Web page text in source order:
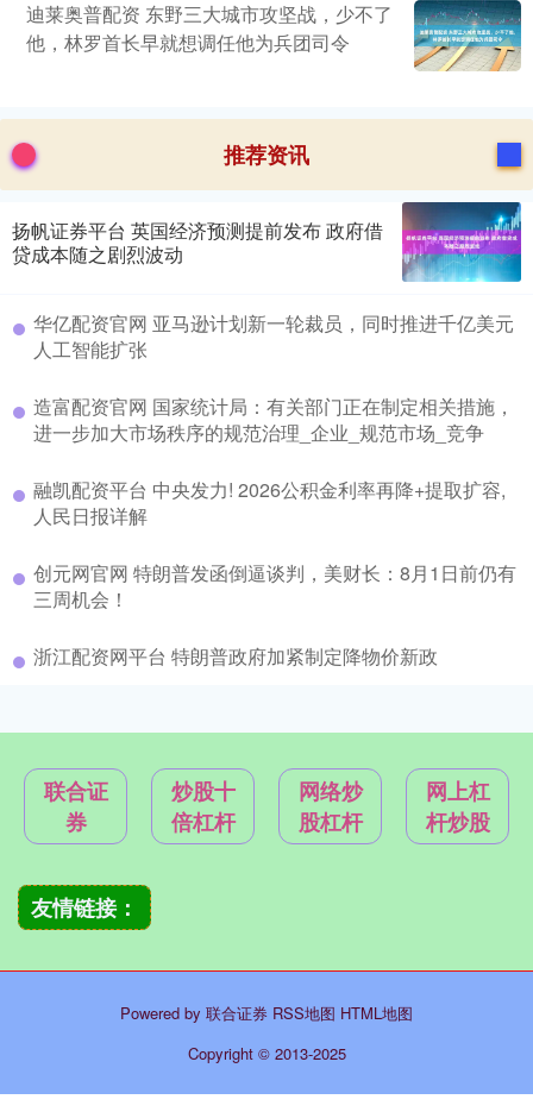
迪莱奥普配资 东野三大城市攻坚战，少不了
他，林罗首长早就想调任他为兵团司令
推荐资讯
扬帆证券平台 英国经济预测提前发布 政府借
贷成本随之剧烈波动
华亿配资官网 亚马逊计划新一轮裁员，同时推进千亿美元
人工智能扩张
造富配资官网 国家统计局：有关部门正在制定相关措施，
进一步加大市场秩序的规范治理_企业_规范市场_竞争
融凯配资平台 中央发力! 2026公积金利率再降+提取扩容,
人民日报详解
创元网官网 特朗普发函倒逼谈判，美财长：8月1日前仍有
三周机会！
浙江配资网平台 特朗普政府加紧制定降物价新政
联合证
券
炒股十
倍杠杆
网络炒
股杠杆
网上杠
杆炒股
友情链接：
Powered by 联合证券 RSS地图 HTML地图
Copyright © 2013-2025